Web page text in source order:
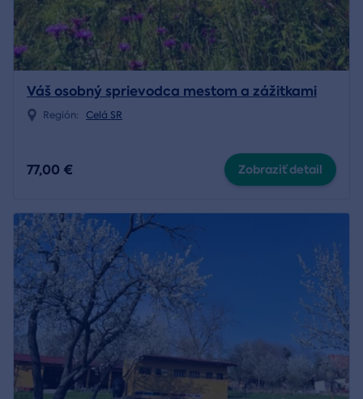
Váš osobný sprievodca mestom a zážitkami
Región: Celá SR
77,00 € Zobraziť detail